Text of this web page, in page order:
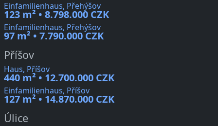
Einfamilienhaus, Přehýšov
123 m² • 8.798.000 CZK
Einfamilienhaus, Přehýšov
97 m² • 7.790.000 CZK
Příšov
Haus, Příšov
440 m² • 12.700.000 CZK
Einfamilienhaus, Příšov
127 m² • 14.870.000 CZK
Úlice